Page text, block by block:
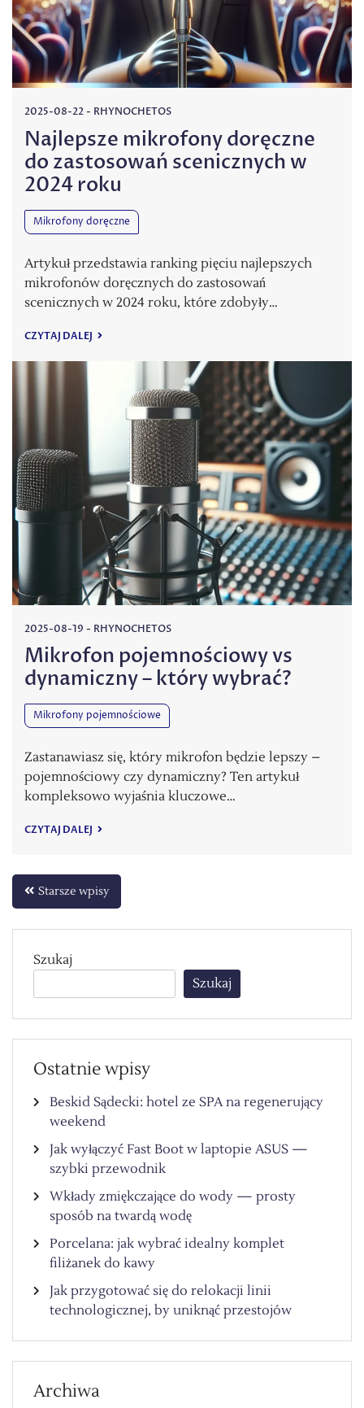
2025-08-22- RHYNOCHETOS
Najlepsze mikrofony doręczne
do zastosowań scenicznych w
2024 roku
Mikrofony doręczne
Artykuł przedstawia ranking pięciu najlepszych
mikrofonów doręcznych do zastosowań
scenicznych w 2024 roku, które zdobyły…
CZYTAJ DALEJ
2025-08-19 - RHYNOCHETOS
Mikrofon pojemnościowy vs
dynamiczny – który wybrać?
Mikrofony pojemnościowe
Zastanawiasz się, który mikrofon będzie lepszy –
pojemnościowy czy dynamiczny? Ten artykuł
kompleksowo wyjaśnia kluczowe…
CZYTAJ DALEJ
Nawigacja
po
wpisach
Starsze wpisy
Szukaj
Szukaj
Ostatnie wpisy
Beskid Sądecki: hotel ze SPA na regenerujący
weekend
Jak wyłączyć Fast Boot w laptopie ASUS —
szybki przewodnik
Wkłady zmiękczające do wody — prosty
sposób na twardą wodę
Porcelana: jak wybrać idealny komplet
filiżanek do kawy
Jak przygotować się do relokacji linii
technologicznej, by uniknąć przestojów
Archiwa